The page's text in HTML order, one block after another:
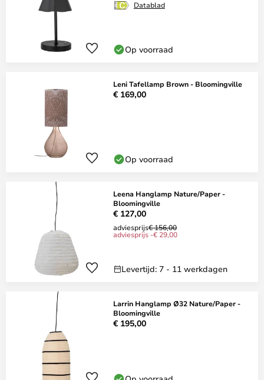
Datablad
Op voorraad
Leni Tafellamp Brown - Bloomingville
€ 169,00
Op voorraad
Leena Hanglamp Nature/Paper -
Bloomingville
€ 127,00
adviesprijs€ 156,00
adviesprijs -€ 29,00
Levertijd: 7 - 11 werkdagen
Larrin Hanglamp Ø32 Nature/Paper -
Bloomingville
€ 195,00